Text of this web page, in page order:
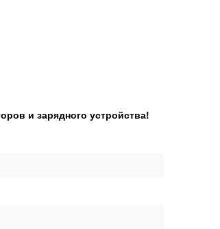
и зарядного устройства!